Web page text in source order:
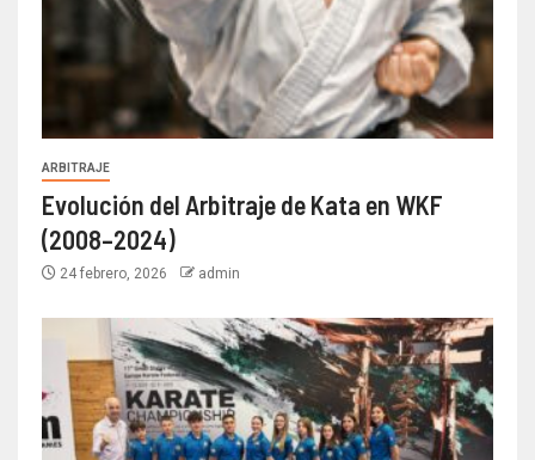
ARBITRAJE
Evolución del Arbitraje de Kata en WKF
(2008–2024)
24 febrero, 2026 admin